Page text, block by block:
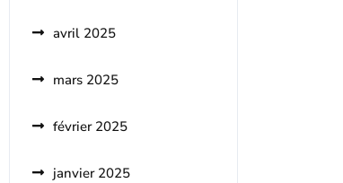
avril 2025
mars 2025
février 2025
janvier 2025